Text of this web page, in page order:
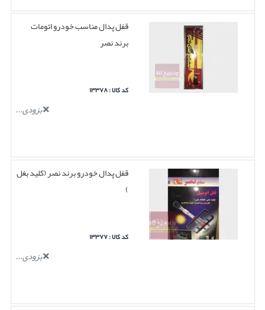
قفل پدال مناسب خودرو اتومات
برند نصر
کد کالا : ۱۳۳۷۸
بزودی...
قفل پدال خودرو برند نصر (کلید بغل
)
کد کالا : ۱۳۳۷۷
بزودی...